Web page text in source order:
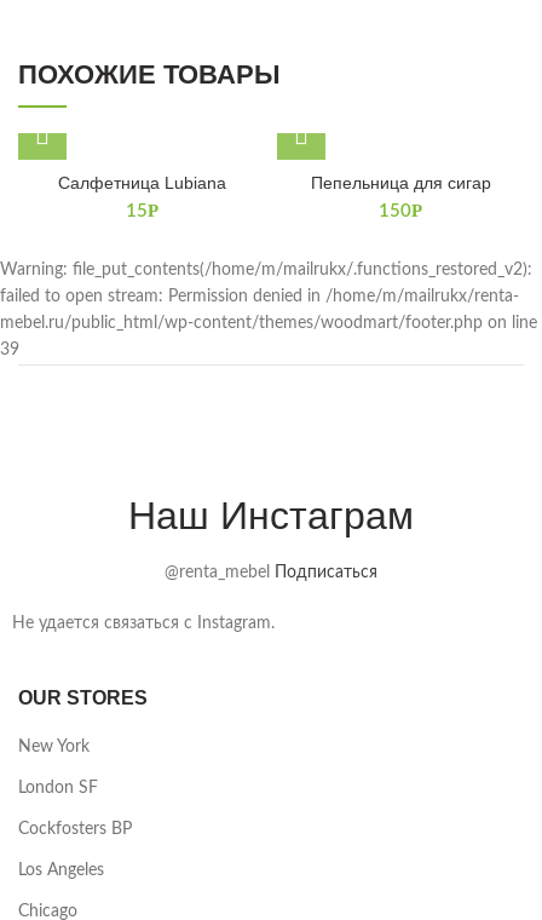
ПОХОЖИЕ ТОВАРЫ
Салфетница Lubiana
15Р
Пепельница для сигар
150Р
Warning: file_put_contents(/home/m/mailrukx/.functions_restored_v2):
failed to open stream: Permission denied in /home/m/mailrukx/renta-
mebel.ru/public_html/wp-content/themes/woodmart/footer.php on line
39
Наш Инстаграм
@renta_mebel Подписаться
Не удается связаться с Instagram.
OUR STORES
New York
London SF
Cockfosters BP
Los Angeles
Chicago